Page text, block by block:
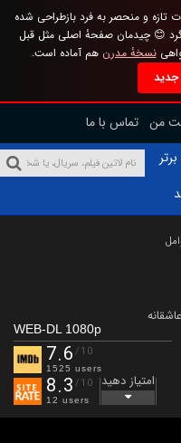
تازه و منحصر به فرد بازطراحی شده
😊 چیدمان صفحهٔ اصلی مثل قبل
نسخهٔ مدرن هم آماده است.
من تماس با ما
عاشقانه
WEB-DL 1080p
7.6 /10
1525 users
8.3 /10
12 users
امتیاز دهید